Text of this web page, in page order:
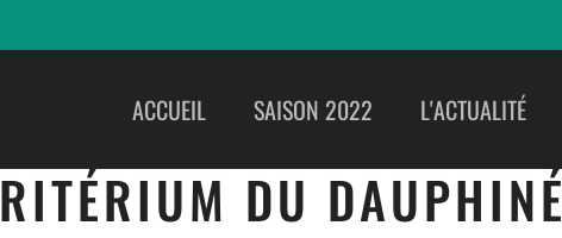
ACCUEIL SAISON 2022 L'ACTUALITÉ
DU DAUPHINÉ